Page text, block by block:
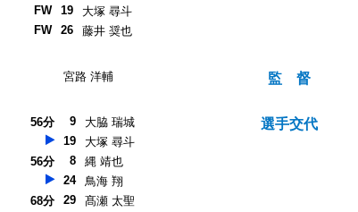
FW
19
大塚 尋斗
FW
26 藤井 奨也
監 督
宮路 洋輔
選手交代
56分 9
大脇 瑞城
19
大塚 尋斗
56分
8
縄 靖也
24
鳥海 翔
68分
29
髙瀬 太聖